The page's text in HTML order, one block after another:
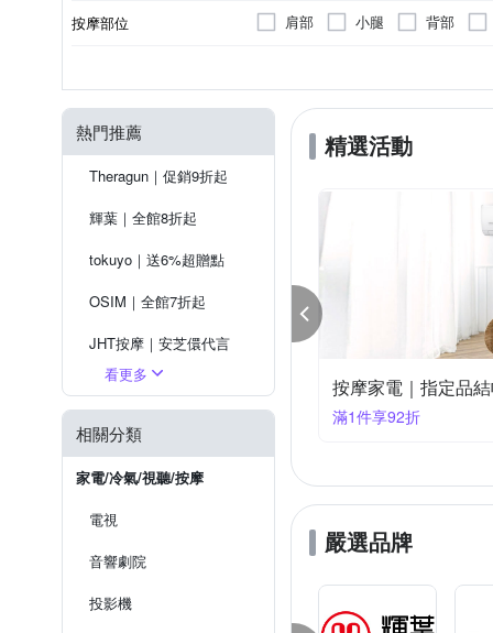
Bianco di puro 彼安特
Muva
OGAWA
TAKASHIMA 高島
日虎
按摩部位 肩部 小腿 背部
熱門推薦
Theragun｜促銷9折起
輝葉｜全館8折起
tokuyo｜送6%超贈點
OSIM｜全館7折起
JHT按摩｜安芝儇代言
喬山｜超值優惠
健身大師｜下殺8折起
飛利浦｜送5%超贈點
看更多
相關分類
家電/冷氣/視聽/按摩
電視
音響劇院
投影機
精選活動
電｜指定品結帳9折-快
滿1件享85折
嚴選品牌